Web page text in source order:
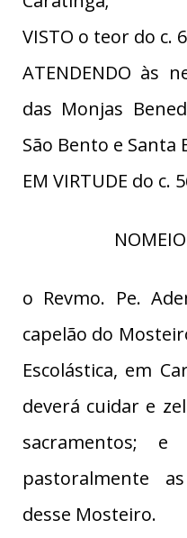
VISTO o teor do c.
ATENDENDO às
das Monjas
São Bento e Santa
EM VIRTUDE do c.
o Revmo. Pe.
capelão do
Escolástica, em
deverá cuidar e
sacramentos;
pastoralmente
desse Mosteiro.